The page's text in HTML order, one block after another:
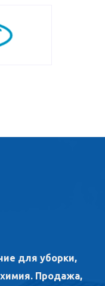
для уборки,
Продажа,